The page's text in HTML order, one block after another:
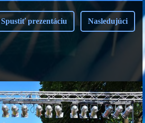
Spustiť prezentáciu Nasledujúci